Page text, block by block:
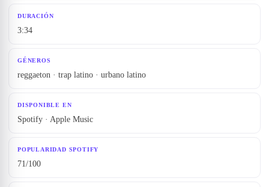
DURACIÓN
3:34
GÉNEROS
reggaeton · trap latino · urbano latino
DISPONIBLE EN
Spotify · Apple Music
POPULARIDAD SPOTIFY
71/100